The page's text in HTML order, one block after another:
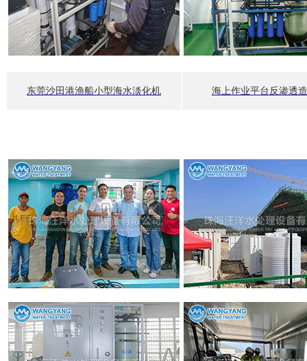
东莞沙田港渔船小型海水淡化机 海上作业平台反渗透